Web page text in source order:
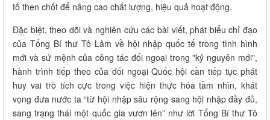
tố then chốt để nâng cao chất lượng, hiệu quả hoạt động.
Đặc biệt, theo dõi và nghiên cứu các bài viết, phát biểu chỉ đạo
của Tổng Bí thư Tô Lâm về hội nhập quốc tế trong tình hình
mới và sứ mệnh của công tác đối ngoại trong "kỷ nguyên mới",
hành trình tiếp theo của đối ngoại Quốc hội cần tiếp tục phát
huy vai trò tích cực trong việc hiện thực hóa tầm nhìn, khát
vọng đưa nước ta “từ hội nhập sâu rộng sang hội nhập đầy đủ,
sang trạng thái một quốc gia vươn lên” như lời Tổng Bí thư Tô